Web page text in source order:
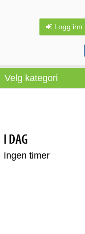
Logg inn
Velg kategori
I DAG
Ingen timer